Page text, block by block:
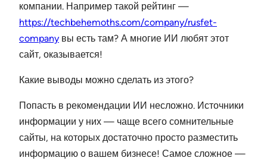
компании. Например такой рейтинг —
https://techbehemoths.com/company/rusfet-
company вы есть там? А многие ИИ любят этот
сайт, оказывается!
Какие выводы можно сделать из этого?
Попасть в рекомендации ИИ несложно. Источники
информации у них — чаще всего сомнительные
сайты, на которых достаточно просто разместить
информацию о вашем бизнесе! Самое сложное —